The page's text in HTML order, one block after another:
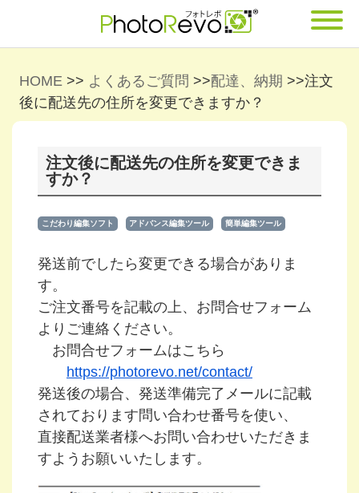
HOME >> よくあるご質問 >>配達、納期 >>注文
後に配送先の住所を変更できますか？
注文後に配送先の住所を変更できま
すか？
こだわり編集ソフト アドバンス編集ツール 簡単編集ツール
発送前でしたら変更できる場合がありま
す。
ご注文番号を記載の上、お問合せフォーム
よりご連絡ください。
お問合せフォームはこちら
https://photorevo.net/contact/
発送後の場合、発送準備完了メールに記載
されております問い合わせ番号を使い、
直接配送業者様へお問い合わせいただきま
すようお願いいたします。